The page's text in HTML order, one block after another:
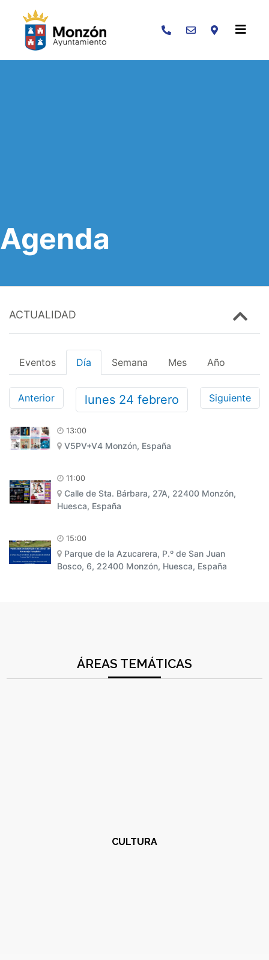
Buscar
Agenda
ACTUALIDAD
Eventos Día Semana Mes Año
Anterior lunes 24 febrero Siguiente
13:00
V5PV+V4 Monzón, España
11:00
Calle de Sta. Bárbara, 27A, 22400 Monzón,
Huesca, España
15:00
Parque de la Azucarera, P.º de San Juan
Bosco, 6, 22400 Monzón, Huesca, España
ÁREAS TEMÁTICAS
CULTURA